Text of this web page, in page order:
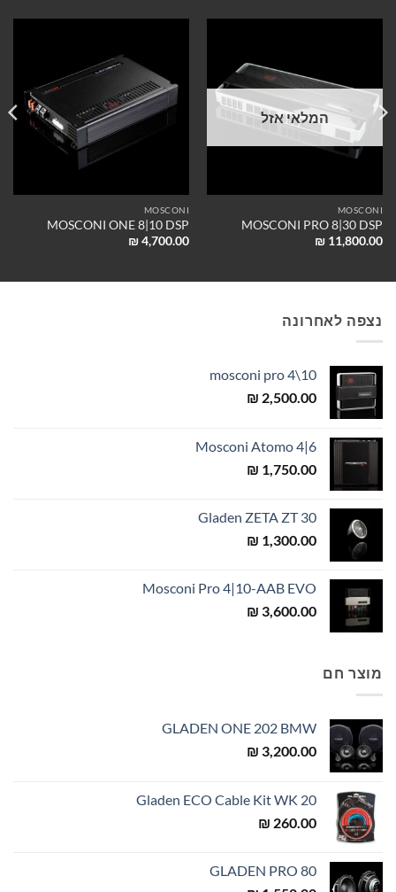
המלאי אזל
MOSCONI
MOSCONI PRO 8|30 DSP
₪ 11,800.00
MOSCONI
MOSCONI ONE 8|10 DSP
₪4,700.00
נצפה לאחרונה
mosconi pro 4\10
₪ 2,500.00
Mosconi Atomo 4|6
₪ 1,750.00
Gladen ZETA ZT 30
₪ 1,300.00
Mosconi Pro 4|10-AAB EVO
₪ 3,600.00
מוצר חם
GLADEN ONE 202 BMW
₪ 3,200.00
Gladen ECO Cable Kit WK 20
₪ 260.00
GLADEN PRO 80